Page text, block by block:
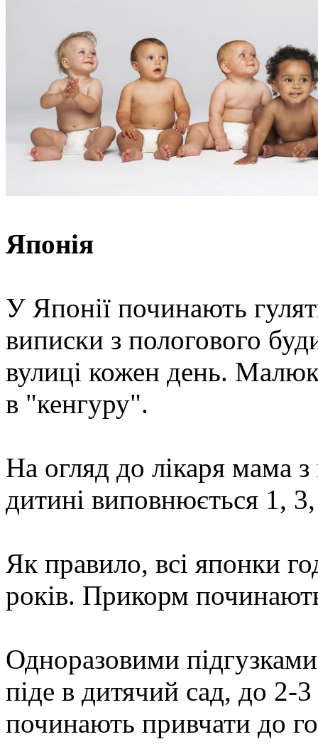
Японія
У Японії починають
виписки з пологового
вулиці кожен день.
в "кенгуру".
На огляд до лікаря мама
дитині виповнюється 1,
Як правило, всі японки
років. Прикорм
Одноразовими
піде в дитячий сад, до 2-3
починають привчати до